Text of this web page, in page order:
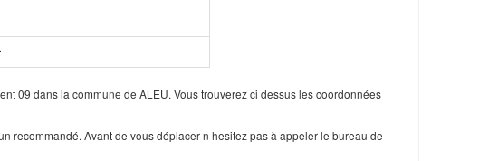
09 dans la commune de ALEU. Vous trouverez ci dessus les coordonnées
recommandé. Avant de vous déplacer n hesitez pas à appeler le bureau de